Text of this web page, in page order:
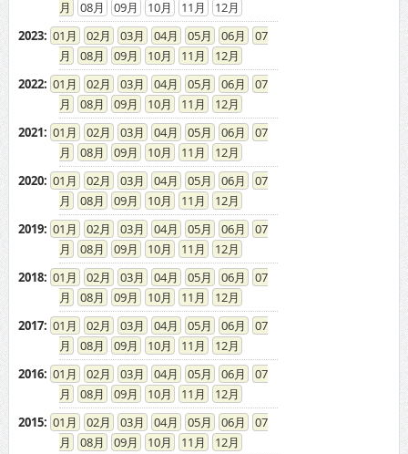
08 09 10 11
12
2022: 01 02 03 04 05 06
07
08
09 10 11
12
2021: 01 02 03 04 05 06
07
08
09 10 11
12
2020: 01 02 03 04 05 06
07
08
09 10 11
12
2019: 01 02 03 04 05 06
07
08
09 10 11
12
2018: 01 02 03 04 05 06
07
08
09 10 11
12
2017: 01 02 03 04 05 06
07
08
09 10 11
12
2016: 01 02 03 04 05 06
07
08
09 10 11
12
2015: 01 02 03 04 05 06
07
08
09 10 11
12
2014: 01 02 03 04 05 06
07
08
09 10 11
12